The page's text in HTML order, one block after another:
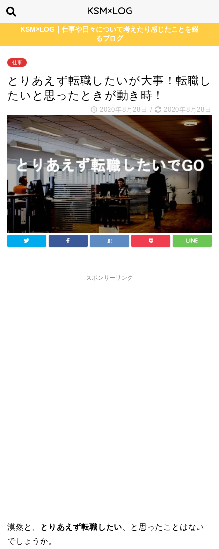
KSM×LOG
KSM×LOG｜仕事や日々について考えたり感じたことを綴
るブログ
仕事
とりあえず転職したいが大事！転職し
たいと思ったときが動き時！
2020年8月28日 / 2020年8月28日
スポンサーリンク
漠然と、 とりあえず転職したい 、と思ったことはない
でしょうか。